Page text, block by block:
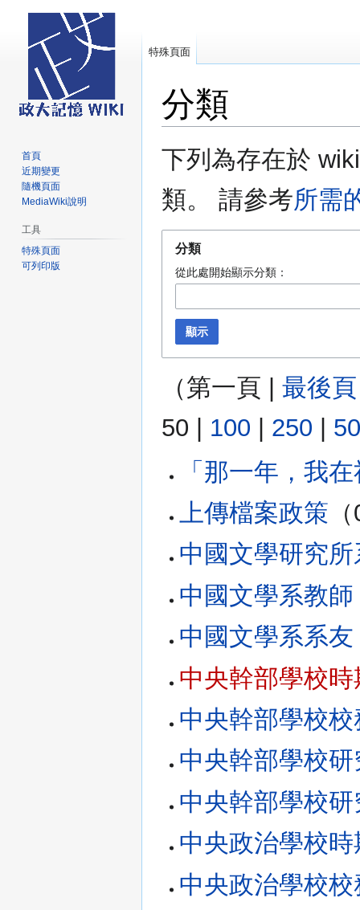
分類
跳
覽
跳
尋
下列為存在於
類。 請參考所需
分類
從此處開始顯示分類：
顯示
（第一頁 最後頁
50
100 250
「那一年，我
上傳檔案政策
中國文學研究
中國文學系教師
中國文學系系友
中央幹部學校時
中央幹部學校
中央幹部學校
中央幹部學校
中央政治學校時
中央政治學校
特殊頁面
首頁
近期變更
隨機頁面
MediaWiki說明
工具
特殊頁面
可列印版